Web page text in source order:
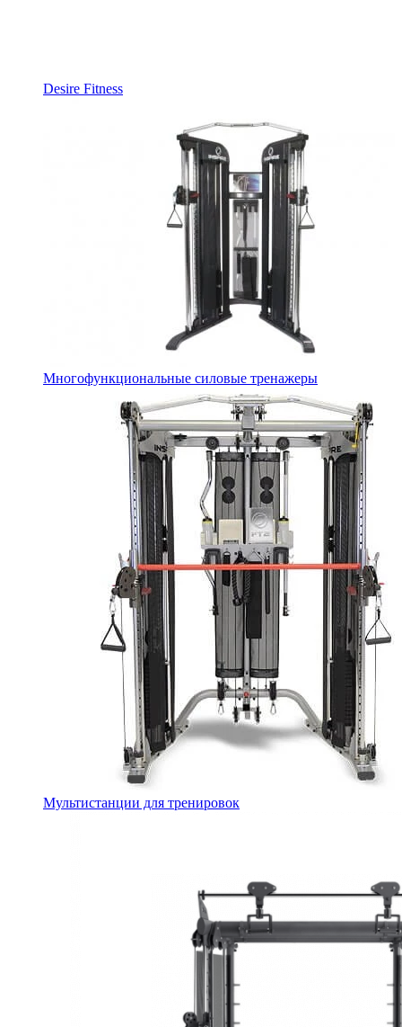
Desire Fitness
Многофункциональные силовые тренажеры
Мультистанции для тренировок